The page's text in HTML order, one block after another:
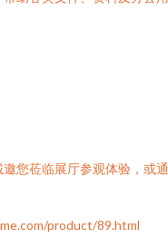
您莅临展厅参观体验，或
product/89.html